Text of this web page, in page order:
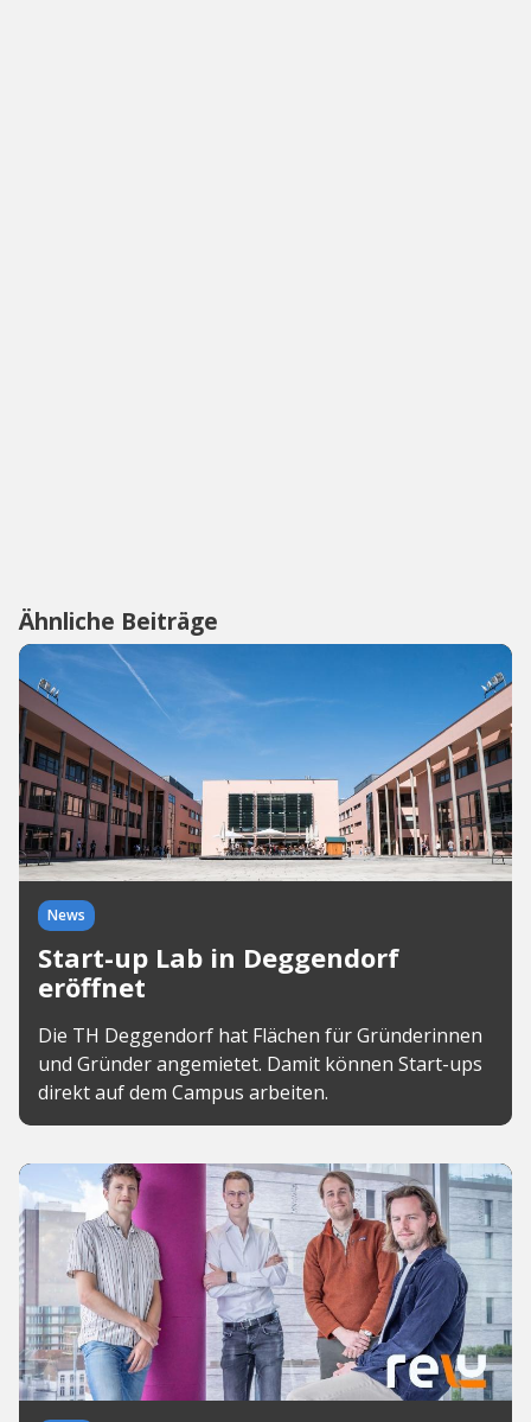
Ähnliche Beiträge
News
Start-up Lab in Deggendorf
eröffnet
Die TH Deggendorf hat Flächen für Gründerinnen
und Gründer angemietet. Damit können Start-ups
direkt auf dem Campus arbeiten.